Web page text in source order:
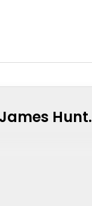
Hunt.